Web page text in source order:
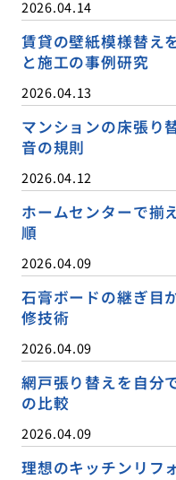
2026.04.14
賃貸の壁紙模様替え
と施工の事例研究
2026.04.13
マンションの床張り
音の規則
2026.04.12
ホームセンターで揃
順
2026.04.09
石膏ボードの継ぎ目
修技術
2026.04.09
網戸張り替えを自分
の比較
2026.04.09
理想のキッチンリフ